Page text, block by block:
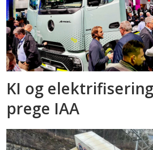
KI og
prege IAA